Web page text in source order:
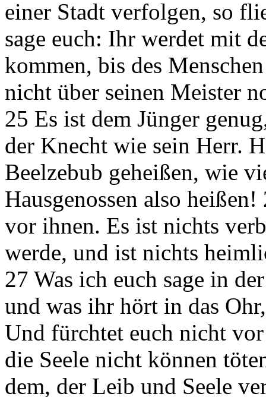
einer Stadt verfolgen, so
sage euch: Ihr werdet mit
kommen, bis des
nicht über seinen Meister
25 Es ist dem Jünger
der Knecht wie sein Herr.
Beelzebub geheißen, wie
Hausgenossen also
vor ihnen. Es ist nichts
werde, und ist nichts
27 Was ich euch sage in
und was ihr hört in das
Und fürchtet euch nicht
die Seele nicht können
dem, der Leib und Seele